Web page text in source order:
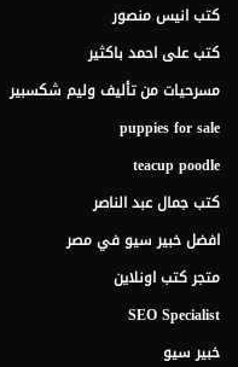
كتب انيس منصور
كتب على احمد باكثير
مسرحيات من تأليف وليم شكسبير
puppies for sale
teacup poodle
كتب جمال عبد الناصر
افضل خبير سيو في مصر
متجر كتب اونلاين
SEO Specialist
خبير سيو